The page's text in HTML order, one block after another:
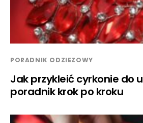
PORADNIK ODZIEZOWY
Jak przykleić cyrkonie do
poradnik krok po kroku